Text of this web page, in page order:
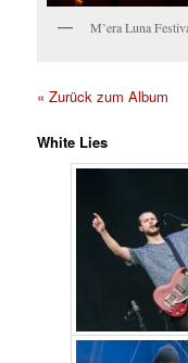
M’era Luna
« Zurück zum Album
White Lies